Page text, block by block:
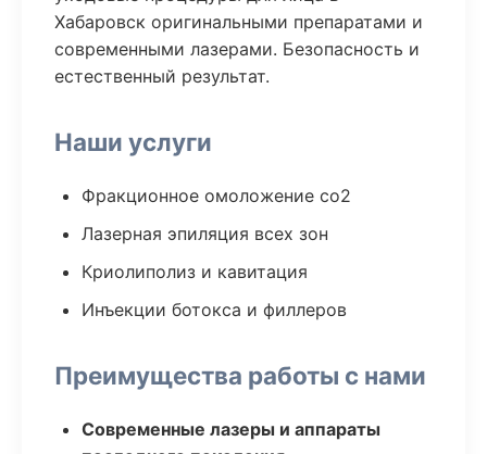
Хабаровск оригинальными препаратами и
современными лазерами. Безопасность и
естественный результат.
Наши услуги
Фракционное омоложение co2
Лазерная эпиляция всех зон
Криолиполиз и кавитация
Инъекции ботокса и филлеров
Преимущества работы с нами
Современные лазеры и аппараты